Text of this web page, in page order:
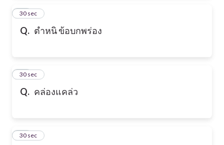
Q. ตำหนิ ข้อบกพร่อง
21
30 sec
Q. คล่องแคล่ว
22
30 sec
23
30 sec